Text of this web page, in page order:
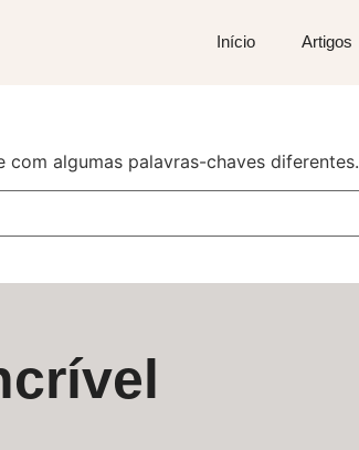
Início Artigos
algumas palavras-chaves diferentes.